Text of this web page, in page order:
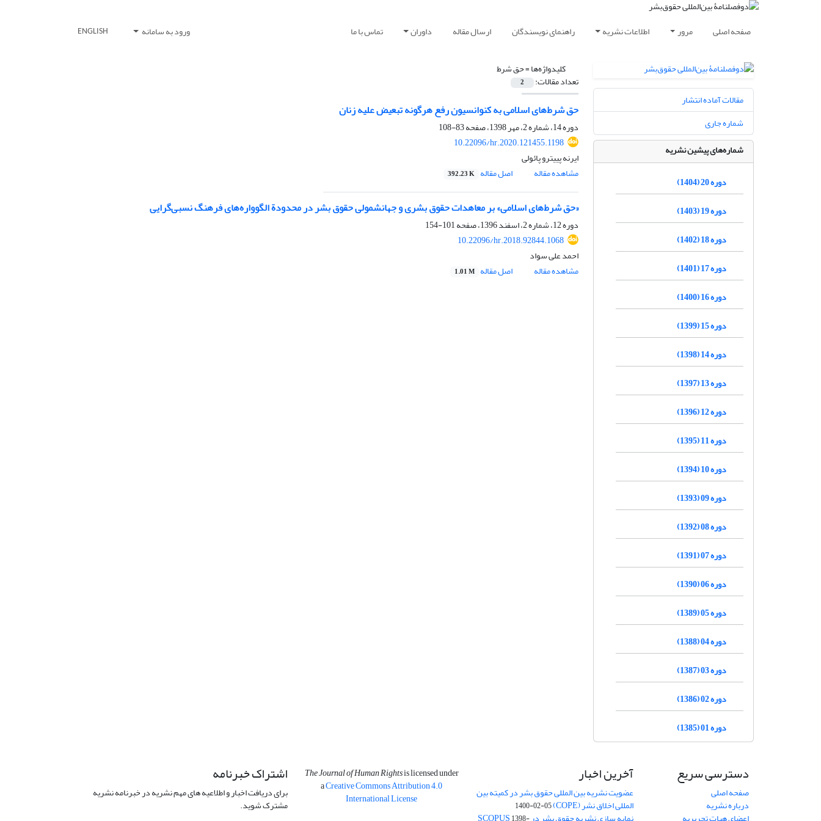
صفحه اصلی مرور اطلاعات نشریه راهنمای نویسندگان ارسال مقاله داوران تماس با ما ورود به سامانه ENGLISH
کلیدواژه‌ها =حق شرط
تعداد مقالات: 2
حق شرط‌های اسلامی به کنوانسیون رفع هرگونه تبعیض علیه زنان
دوره 14، شماره 2، مهر 1398، صفحه
83-108
10.22096/hr.2020.121455.1198
ایرنه پییترو پائولی
مشاهده مقاله
اصل مقاله 392.23 K
«حق شرط‌های اسلامی» بر معاهدات حقوق بشری و جهانشمولی حقوق بشر در محدودة الگو‌واره‌های فرهنگ نسبی‌گرایی
دوره 12، شماره 2، اسفند 1396، صفحه
101-154
10.22096/hr.2018.92844.1068
احمد علی سواد
مشاهده مقاله
اصل مقاله 1.01 M
مقالات آماده انتشار
شماره جاری
شماره‌های پیشین نشریه
دوره 20 (1404)
دوره 19 (1403)
دوره 18 (1402)
دوره 17 (1401)
دوره 16 (1400)
دوره 15 (1399)
دوره 14 (1398)
دوره 13 (1397)
دوره 12 (1396)
دوره 11 (1395)
دوره 10 (1394)
دوره 09 (1393)
دوره 08 (1392)
دوره 07 (1391)
دوره 06 (1390)
دوره 05 (1389)
دوره 04 (1388)
دوره 03 (1387)
دوره 02 (1386)
دوره 01 (1385)
دسترسی سریع
صفحه اصلی
درباره نشریه
آخرین اخبار
عضویت نشریه بین المللی حقوق بشر در کمیته بین
المللی اخلاق نشر (COPE) 1400-02-05
The Journal of Human Rightsis licensed under
aCreative Commons Attribution 4.0
International License
اشتراک خبرنامه
برای دریافت اخبار و اطلاعیه های مهم نشریه در خبرنامه نشریه
مشترک شوید.